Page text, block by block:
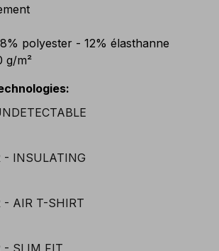
polyester - 12% élasthanne
g/m²
: